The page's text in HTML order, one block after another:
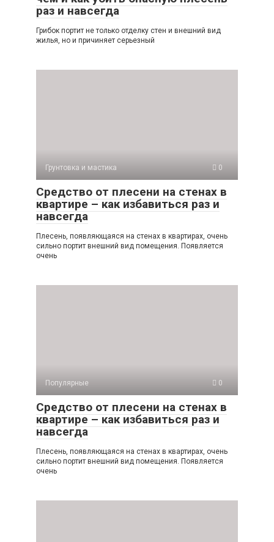
раз и навсегда
Грибок портит не только отделку стен и внешний вид
жилья, но и причиняет серьезный
Грунтовка и мастика 0
Средство от плесени на стенах в
квартире – как избавиться раз и
навсегда
Плесень, появляющаяся на стенах в квартирах, очень
сильно портит внешний вид помещения. Появляется
очень
Популярные 0
Средство от плесени на стенах в
квартире – как избавиться раз и
навсегда
Плесень, появляющаяся на стенах в квартирах, очень
сильно портит внешний вид помещения. Появляется
очень